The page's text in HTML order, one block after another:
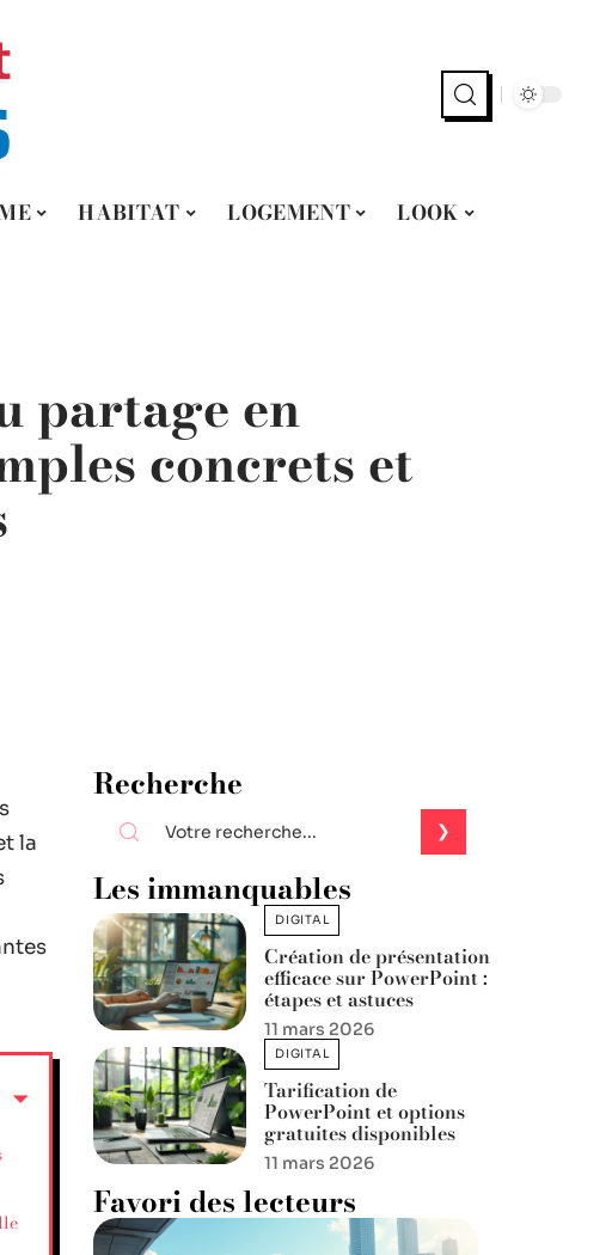
HABITAT LOGEMENT
LOOK
partage en
concrets et
la
Recherche
Les immanquables
DIGITAL
Création de présentation
efficace sur PowerPoint :
étapes et astuces
11 mars 2026
DIGITAL
Tarification de
PowerPoint et options
gratuites disponibles
11 mars 2026
Favori des lecteurs